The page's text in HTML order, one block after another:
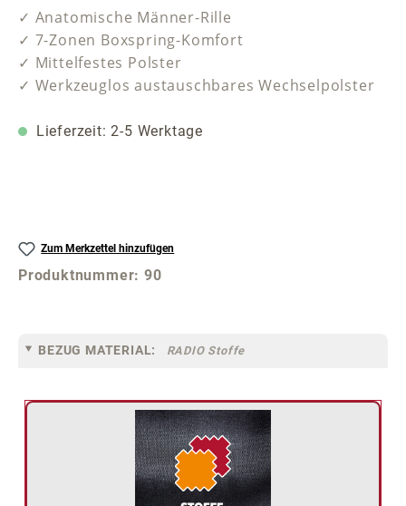
✓ Anatomische Männer-Rille
✓ 7-Zonen Boxspring-Komfort
✓ Mittelfestes Polster
✓ Werkzeuglos austauschbares Wechselpolster
Lieferzeit: 2-5 Werktage
Zum Merkzettel hinzufügen
Produktnummer:90
BEZUG MATERIAL: RADIO Stoffe